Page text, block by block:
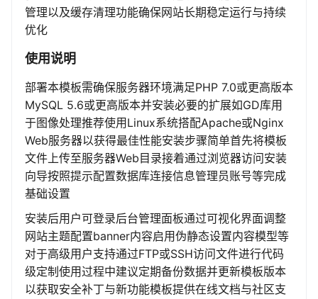
管理以及缓存清理功能确保网站长期稳定运行与持续
优化
使用说明
部署本模板需确保服务器环境满足PHP 7.0或更高版本
MySQL 5.6或更高版本并安装必要的扩展如GD库用
于图像处理推荐使用Linux系统搭配Apache或Nginx
Web服务器以获得最佳性能安装步骤简单首先将模板
文件上传至服务器Web目录接着通过浏览器访问安装
向导按照提示配置数据库连接信息管理员账号等完成
基础设置
安装后用户可登录后台管理面板通过可视化界面调整
网站主题配置banner内容启用伪静态设置内容模型等
对于高级用户支持通过FTP或SSH访问文件进行代码
级定制使用过程中建议定期备份数据并更新模板版本
以获取安全补丁与新功能模板提供在线文档与社区支